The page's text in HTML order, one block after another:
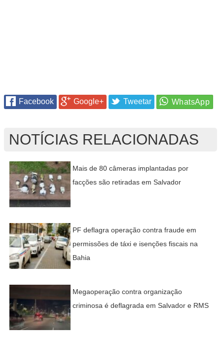
Facebook Google+ Tweetar
NOTÍCIAS RELACIONADAS
Mais de 80 câmeras implantadas por
facções são retiradas em Salvador
PF deflagra operação contra fraude em
permissões de táxi e isenções fiscais na
Bahia
Megaoperação contra organização
criminosa é deflagrada em Salvador e RMS